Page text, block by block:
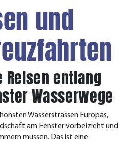
und
entlang
Wasserwege
Wasserstrassen Europas,
am Fenster vorbeizieht und
müssen. Das ist eine